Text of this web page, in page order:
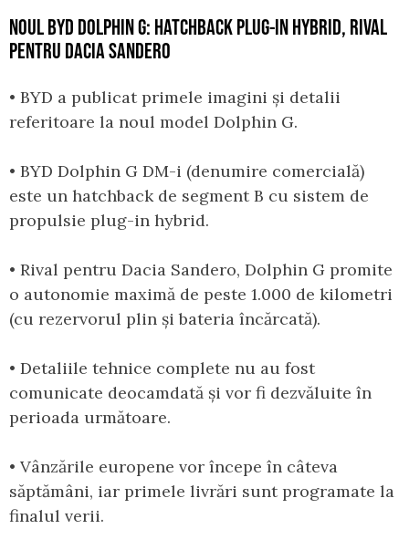
NOUL BYD DOLPHIN G: HATCHBACK PLUG-IN HYBRID, RIVAL
PENTRU DACIA SANDERO
• BYD a publicat primele imagini și detalii
referitoare la noul model Dolphin G.
• BYD Dolphin G DM-i (denumire comercială)
este un hatchback de segment B cu sistem de
propulsie plug-in hybrid.
• Rival pentru Dacia Sandero, Dolphin G promite
o autonomie maximă de peste 1.000 de kilometri
(cu rezervorul plin și bateria încărcată).
• Detaliile tehnice complete nu au fost
comunicate deocamdată și vor fi dezvăluite în
perioada următoare.
• Vânzările europene vor începe în câteva
săptămâni, iar primele livrări sunt programate la
finalul verii.